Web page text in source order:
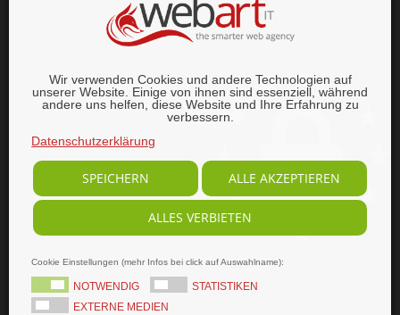
Wir verwenden Cookies und andere Technologien auf
unserer Website. Einige von ihnen sind essenziell, während
andere uns helfen, diese Website und Ihre Erfahrung zu
verbessern.
Datenschutzerklärung
SPEICHERN ALLE AKZEPTIEREN
ALLES VERBIETEN
Cookie Einstellungen (mehr Infos bei click auf Auswahlname):
NOTWENDIG
STATISTIKEN
EXTERNE MEDIEN
This website was proudly built with , lots of
CSS3.
Alle Rechte vorbehalten.